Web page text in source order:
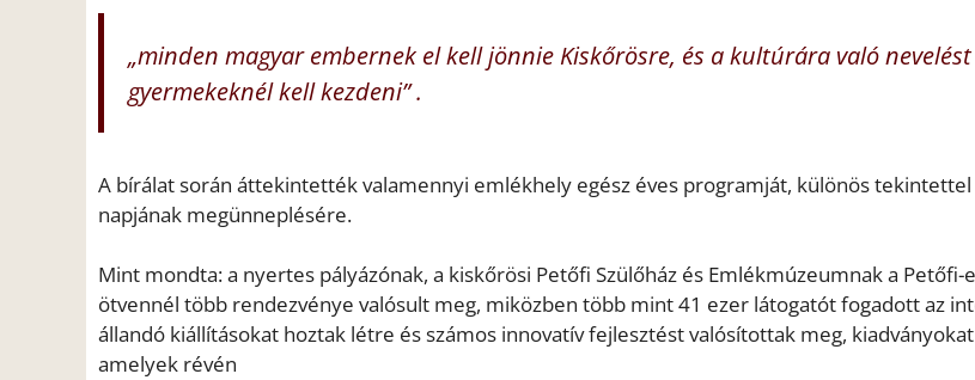
„minden magyar embernek el kell jönnie Kiskőrösre, és a kultúrára való
gyermekeknél kell kezdeni” .
A bírálat során áttekintették valamennyi emlékhely egész éves programját, különös
napjának megünneplésére.
Mint mondta: a nyertes pályázónak, a kiskőrösi Petőfi Szülőház és Emlékmúzeumnak a Petőfi-
ötvennél több rendezvénye valósult meg, miközben több mint 41 ezer látogatót fogadott az
állandó kiállításokat hoztak létre és számos innovatív fejlesztést valósítottak meg,
amelyek révén